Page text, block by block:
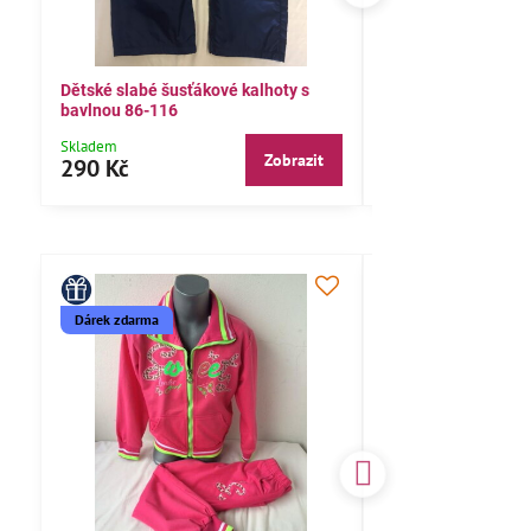
Dětské slabé šusťákové kalhoty s
bavlnou 86-116
Skladem
290 Kč Zobrazit
Dárek zdarma